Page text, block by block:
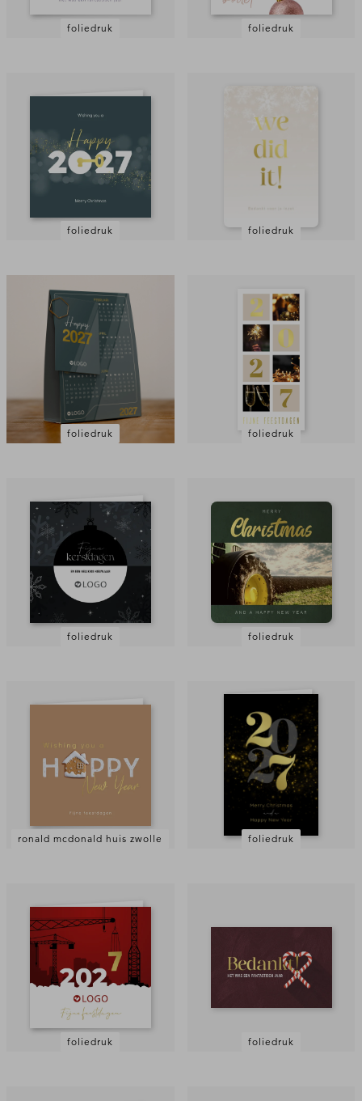
foliedruk foliedruk
foliedruk foliedruk
foliedruk foliedruk
foliedruk foliedruk
ronald mcdonald huis zwolle foliedruk
foliedruk foliedruk